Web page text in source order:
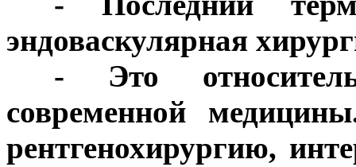
эндоваскулярная
- Это
современной
рентгенохирургию,